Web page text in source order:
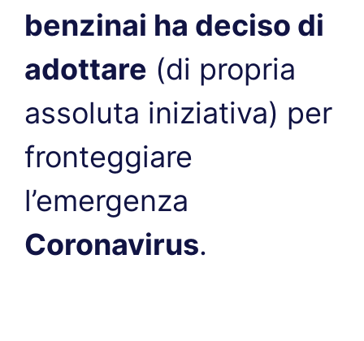
benzinai ha deciso di
adottare (di propria
assoluta iniziativa) per
fronteggiare
l’emergenza
Coronavirus.